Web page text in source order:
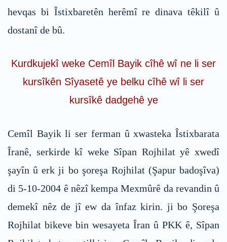
hevqas bi Îstixbaretên herêmî re dinava têkilî û
dostanî de bû.
Kurdkujekî weke Cemîl Bayik cîhê wî ne li ser
kursîkên Sîyasetê ye belku cîhê wî li ser
kursîkê dadgehê ye
Cemîl Bayik li ser ferman û xwasteka Îstixbarata
Îranê, serkirde kî weke Sîpan Rojhilat yê xwedî
şayîn û erk ji bo şoreşa Rojhilat (Şapur badoşîva)
di 5-10-2004 ê nêzî kempa Mexmûrê da revandin û
demekî nêz de jî ew da înfaz kirin. ji bo Şoreşa
Rojhilat bikeve bin wesayeta Îran û PKK ê, Sîpan